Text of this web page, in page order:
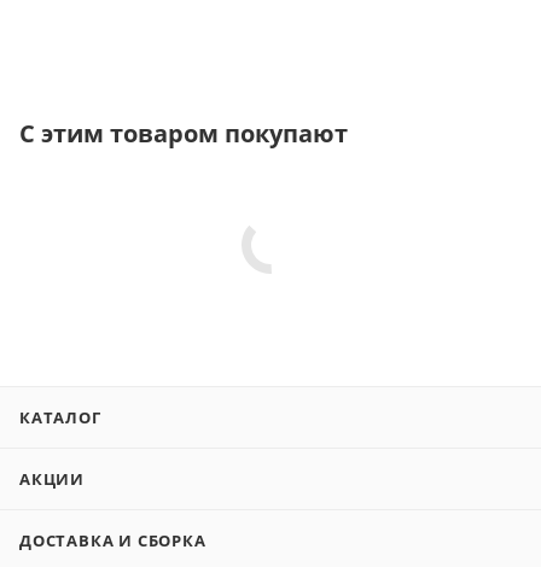
С этим товаром покупают
КАТАЛОГ
АКЦИИ
ДОСТАВКА И СБОРКА